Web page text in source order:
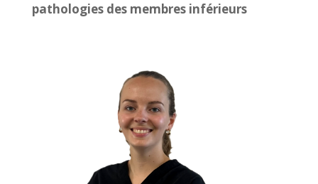
pathologies des membres inférieurs